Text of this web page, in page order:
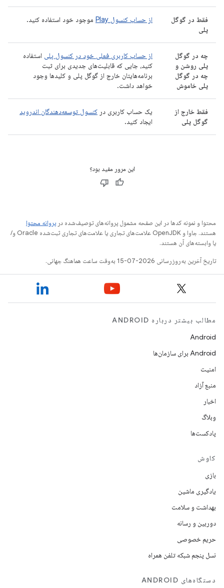
فقط در گوگل
پلی
از حساب کنسول Play موجود خود استفاده کنید.
چه در گوگل
پلی روشن و
چه در گوگل
پلی خاموش
از حساب کاربری فعلی خود در کنسول پلی استفاده
کنید، جایی که قابلیت‌های جدیدی برای ثبت
برنامه‌هایتان خارج از گوگل پلی و کلیدها وجود
خواهد داشت.
فقط خارج از
گوگل پلی
یک حساب کاربری در کنسول توسعه‌دهندگان اندروید
ایجاد کنید.
این مرور مفید بود؟
محتوا و نمونه کدها در این صفحه مشمول پروانه‌های توصیف‌شده در پروانه محتوا
هستند. جاوا و OpenJDK علامت‌های تجاری یا علامت‌های تجاری ثبت‌شده Oracle و/
یا وابسته‌های آن هستند.
تاریخ آخرین به‌روزرسانی 2026-07-15 به‌وقت ساعت هماهنگ جهانی.
مطالب بیشتر درباره ANDROID
Android
Android برای سازمان‌ها
امنیت
منبع آزاد
اخبار
وبلاگ
پادکست‌ها
کاوش
بازی
یادگیری ماشین
بهداشت و سلامت
دوربین و رسانه
حریم خصوصی
نسل پنجم شبکه تلفن همراه
دستگاه‌های ANDROID